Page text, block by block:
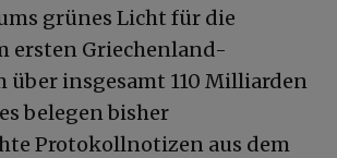
grünes Licht für die
ersten Griechenland-
über insgesamt 110 Milliarden
belegen bisher
Protokollnotizen aus dem